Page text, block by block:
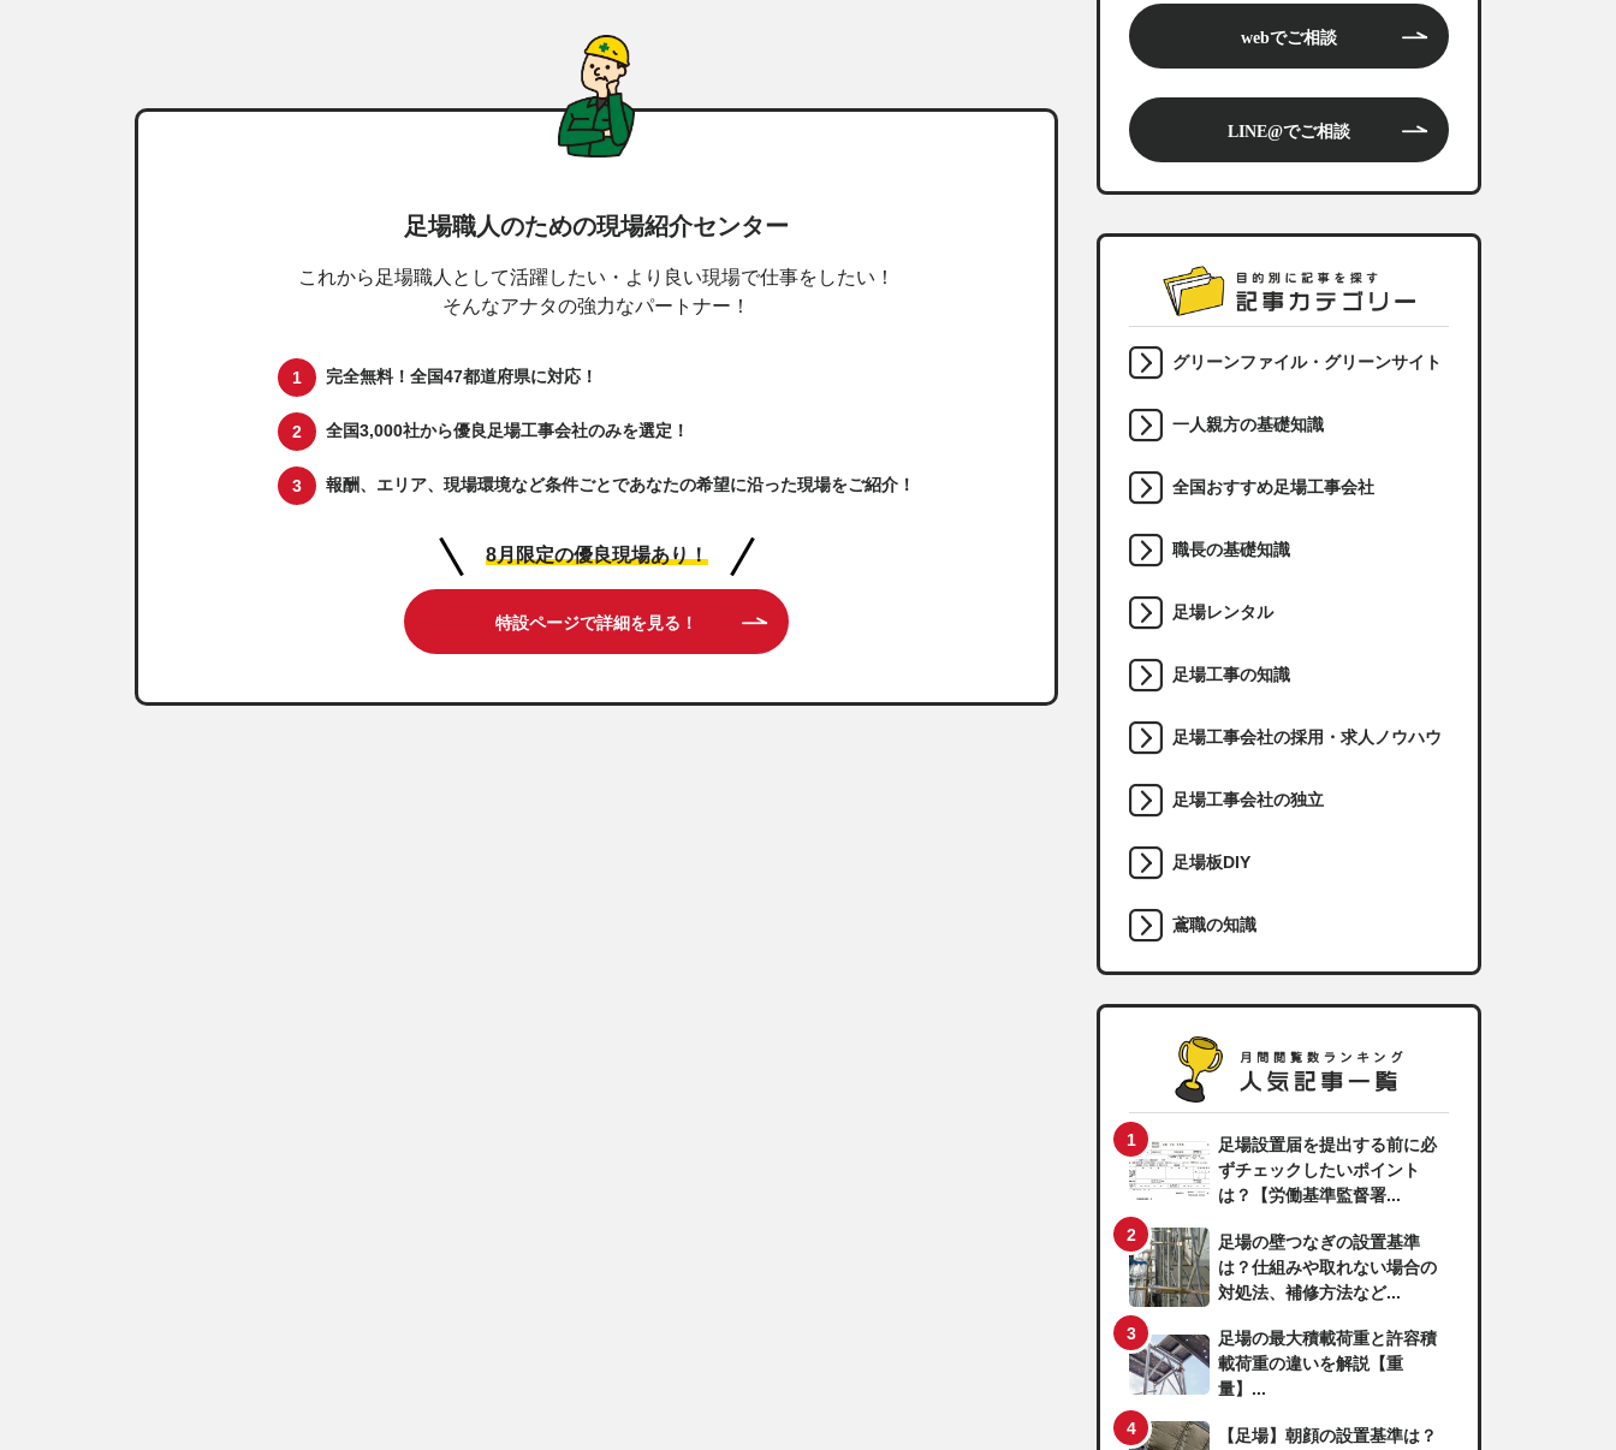
足場職人のための現場紹介センター
これから足場職人として活躍したい・より良い現場で仕事をしたい！
そんなアナタの強力なパートナー！
完全無料！全国47都道府県に対応！
全国3,000社から優良足場工事会社のみを選定！
報酬、エリア、現場環境など条件ごとであなたの希望に沿った現場をご紹介！
8月限定の優良現場あり！
特設ページで詳細を見る！
webでご相談
LINE@でご相談
グリーンファイル・グリーンサイト
一人親方の基礎知識
全国おすすめ足場工事会社
職長の基礎知識
足場レンタル
足場工事の知識
足場工事会社の採用・求人ノウハウ
足場工事会社の独立
足場板DIY
鳶職の知識
足場設置届を提出する前に必
ずチェックしたいポイント
は？【労働基準監督署...
足場の壁つなぎの設置基準
は？仕組みや取れない場合の
対処法、補修方法など...
足場の最大積載荷重と許容積
載荷重の違いを解説【重
量】...
【足場】朝顔の設置基準は？